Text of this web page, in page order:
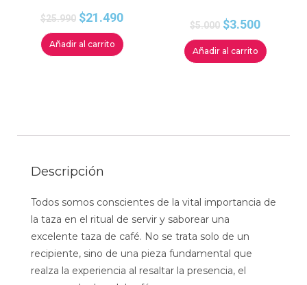
$25.990 $21.490
Añadir al carrito
$5.000 $3.500
Añadir al carrito
Descripción
Todos somos conscientes de la vital importancia de
la taza en el ritual de servir y saborear una
excelente taza de café. No se trata solo de un
recipiente, sino de una pieza fundamental que
realza la experiencia al resaltar la presencia, el